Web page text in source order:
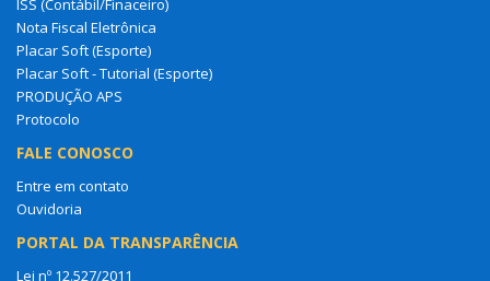
ISS (Contábil/Finaceiro)
Nota Fiscal Eletrônica
Placar Soft (Esporte)
Placar Soft - Tutorial (Esporte)
PRODUÇÃO APS
Protocolo
FALE CONOSCO
Entre em contato
Ouvidoria
PORTAL DA TRANSPARÊNCIA
Lei nº 12.527/2011